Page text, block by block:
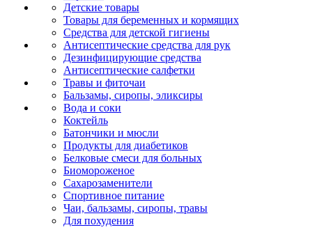
Детские товары
Товары для беременных и кормящих
Средства для детской гигиены
Антисептические средства для рук
Дезинфицирующие средства
Антисептические салфетки
Травы и фиточаи
Бальзамы, сиропы, эликсиры
Вода и соки
Коктейль
Батончики и мюсли
Продукты для диабетиков
Белковые смеси для больных
Биомороженое
Сахарозаменители
Спортивное питание
Чаи, бальзамы, сиропы, травы
Для похудения